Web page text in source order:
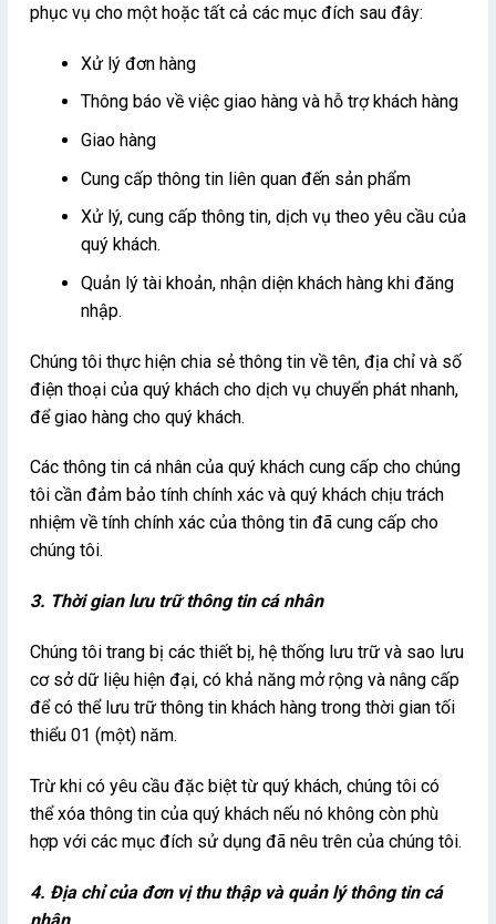
phục vụ cho một hoặc tất cả các mục đích sau đây:
Xử lý đơn hàng
Thông báo về việc giao hàng và hỗ trợ khách hàng
Giao hàng
Cung cấp thông tin liên quan đến sản phẩm
Xử lý, cung cấp thông tin, dịch vụ theo yêu cầu của
quý khách.
Quản lý tài khoản, nhận diện khách hàng khi đăng
nhập.
Chúng tôi thực hiện chia sẻ thông tin về tên, địa chỉ và số
điện thoại của quý khách cho dịch vụ chuyển phát nhanh,
để giao hàng cho quý khách.
Các thông tin cá nhân của quý khách cung cấp cho chúng
tôi cần đảm bảo tính chính xác và quý khách chịu trách
nhiệm về tính chính xác của thông tin đã cung cấp cho
chúng tôi.
3. Thời gian lưu trữ thông tin cá nhân
Chúng tôi trang bị các thiết bị, hệ thống lưu trữ và sao lưu
cơ sở dữ liệu hiện đại, có khả năng mở rộng và nâng cấp
để có thể lưu trữ thông tin khách hàng trong thời gian tối
thiểu 01 (một) năm.
Trừ khi có yêu cầu đặc biệt từ quý khách, chúng tôi có
thể xóa thông tin của quý khách nếu nó không còn phù
hợp với các mục đích sử dụng đã nêu trên của chúng tôi.
4. Địa chỉ của đơn vị thu thập và quản lý thông tin cá
nhân